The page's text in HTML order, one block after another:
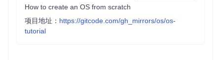
How to create an OS from scratch
项目地址： https://gitcode.com/gh_mirrors/os/os-
tutorial